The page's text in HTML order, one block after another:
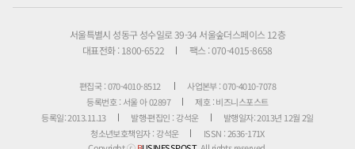
서울특별시 성동구 성수일로 39-34 서울숲더스페이스 12층
대표전화 : 1800-6522
팩스 : 070-4015-8658
편집국 : 070-4010-8512
사업본부 : 070-4010-7078
등록번호 : 서울 아 02897
제호 : 비즈니스포스트
등록일: 2013.11.13
발행·편집인 : 강석운
발행일자: 2013년 12월 2일
청소년보호책임자 : 강석운
ISSN : 2636-171X